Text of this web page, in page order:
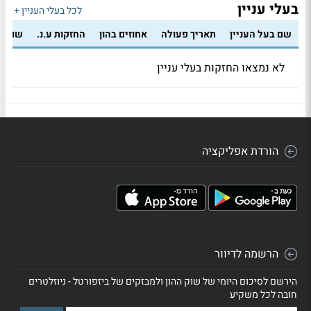
בעלי עניין
לכל בעלי העניין +
שם בעל העניין
תאריך פעולה אחוזים בהון החזקות ע.נ.
לא נמצאו החזקות בעלי עניין
הורדת אפליקציה
הרשמה לדיוור
הירשם לסיכום היומי של שוק ההון ולמבזקים של ביזפורטל - ניוזלטרים
חובה לכל משקיע